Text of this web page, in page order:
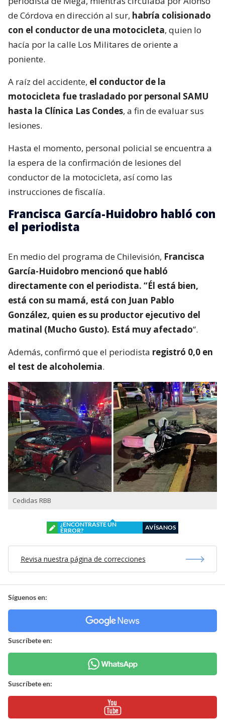
de Córdova en dirección al sur, habría colisionado
con el conductor de una motocicleta, quien lo
hacía por la calle Los Militares de oriente a
poniente.
A raíz del accidente, el conductor de la
motocicleta fue trasladado por personal SAMU
hasta la Clínica Las Condes, a fin de evaluar sus
lesiones.
Hasta el momento, personal policial se encuentra a
la espera de la confirmación de lesiones del
conductor de la motocicleta, así como las
instrucciones de fiscalía.
Francisca García-Huidobro habló con
el periodista
En medio del programa de Chilevisión, Francisca
García-Huidobro mencionó que habló
directamente con el periodista. “Él está bien,
está con su mamá, está con Juan Pablo
González, quien es su productor ejecutivo del
matinal (Mucho Gusto). Está muy afectado”.
Además, confirmó que el periodista registró 0,0 en
el test de alcoholemia.
Cedidas RBB
¿ENCONTRASTE UN
ERROR?
AVÍSANOS
Revisa nuestra página de correcciones
Síguenos en:
Suscríbete en:
Suscríbete en: